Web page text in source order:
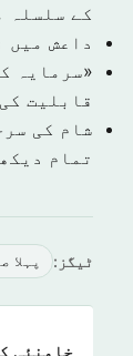
کے سلسلہ
داعش میں
قابلیت
شام کی
تمام
ٹیگز: پہلا
خامنئی